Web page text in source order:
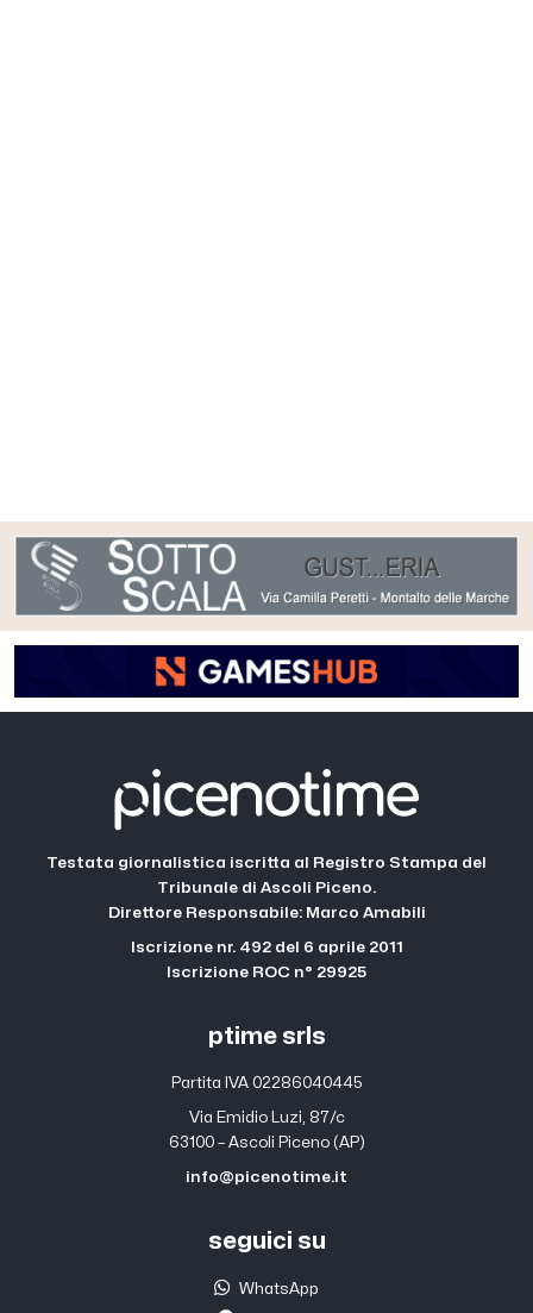
Testata giornalistica iscritta al Registro Stampa del
Tribunale di Ascoli Piceno.
Direttore Responsabile: Marco Amabili
Iscrizione nr. 492 del 6 aprile 2011
Iscrizione ROC n° 29925
ptime srls
Partita IVA 02286040445
Via Emidio Luzi, 87/c
63100 – Ascoli Piceno (AP)
info@picenotime.it
seguici su
WhatsApp